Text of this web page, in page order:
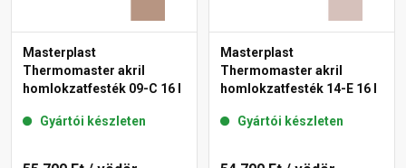
Masterplast
Thermomaster akril
homlokzatfesték 09-C 16 l
Gyártói készleten
Masterplast
Thermomaster akril
homlokzatfesték 14-E 16 l
Gyártói készleten